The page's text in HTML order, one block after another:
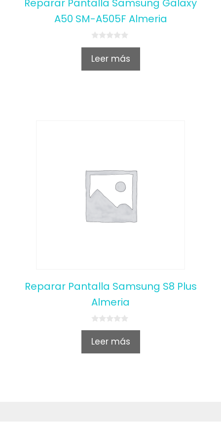
Reparar Pantalla Samsung Galaxy
A50 SM-A505F Almeria
0
u
Leer más
Reparar Pantalla Samsung S8 Plus
Almeria
0
u
Leer más